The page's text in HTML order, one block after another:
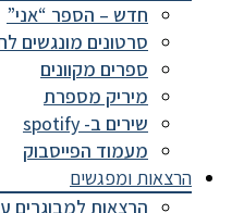
חדש – הספר “אני”
סרטונים מונגשים
ספרים מקוונים
מיריק מספרת
שירים ב- spotify
מעמוד הפייסבוק
הרצאות ומפגשים
הרצאות למבוגרים